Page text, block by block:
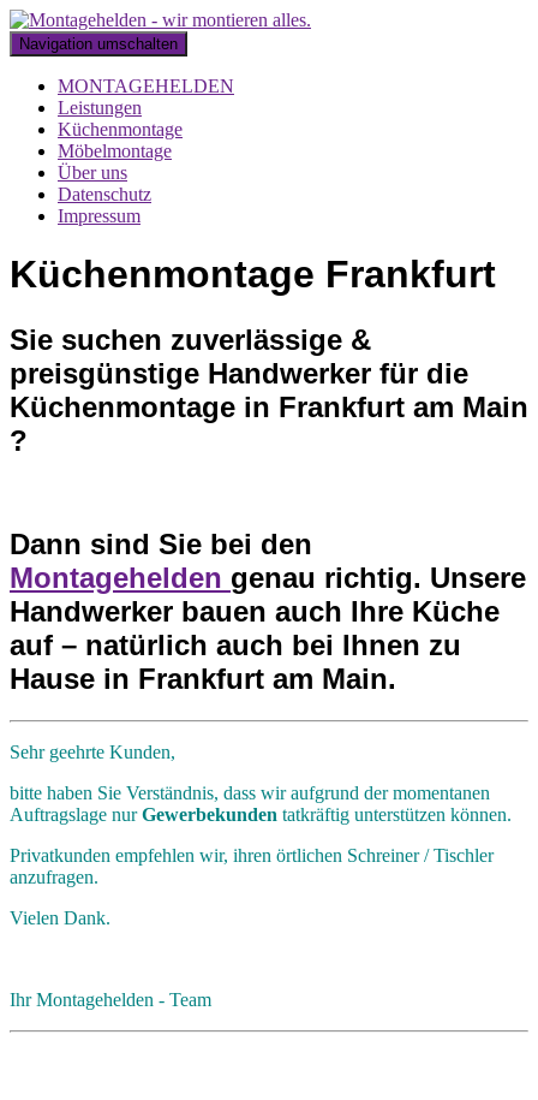
Navigation umschalten
MONTAGEHELDEN
Leistungen
Küchenmontage
Möbelmontage
Über uns
Datenschutz
Impressum
Küchenmontage Frankfurt
Sie suchen zuverlässige &
preisgünstige Handwerker für die
Küchenmontage in Frankfurt am Main
?
Dann sind Sie bei den
Montagehelden genau richtig. Unsere
Handwerker bauen auch Ihre Küche
auf – natürlich auch bei Ihnen zu
Hause in Frankfurt am Main.
Sehr geehrte Kunden,
bitte haben Sie Verständnis, dass wir aufgrund der momentanen
Auftragslage nurGewerbekunden tatkräftig unterstützen können.
Privatkunden empfehlen wir, ihren örtlichen Schreiner / Tischler
anzufragen.
Vielen Dank.
Ihr Montagehelden - Team